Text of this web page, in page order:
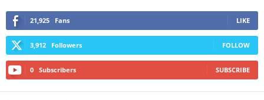
21,925 Fans LIKE
3,912 Followers FOLLOW
0 Subscribers SUBSCRIBE